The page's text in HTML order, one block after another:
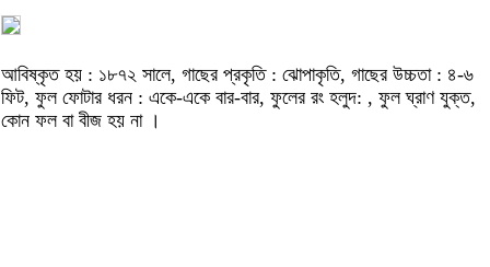
আবিষ্কৃত হয় : ১৮৭২ সালে, গাছের প্রকৃতি : ঝোপাকৃতি, গাছের উচ্চতা : ৪-৬
ফিট, ফুল ফোটার ধরন : একে-একে বার-বার, ফুলের রং হলুদ: , ফুল ঘ্রাণ যুক্ত,
কোন ফল বা বীজ হয় না ।